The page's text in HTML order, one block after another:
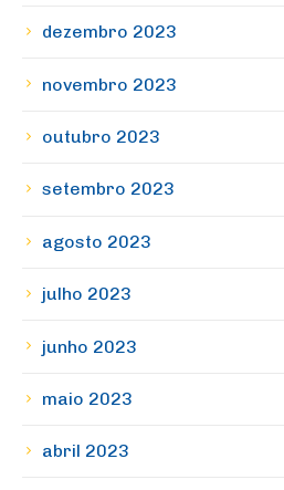
dezembro 2023
novembro 2023
outubro 2023
setembro 2023
agosto 2023
julho 2023
junho 2023
maio 2023
abril 2023